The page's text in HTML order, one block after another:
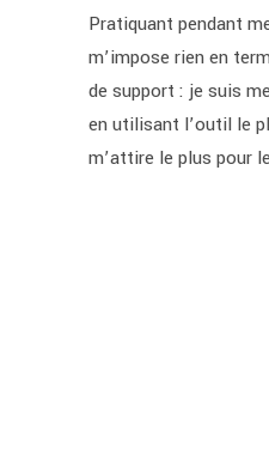
Pratiquant pendant
m’impose rien en
de support : je suis
en utilisant l’outil le
m’attire le plus pour